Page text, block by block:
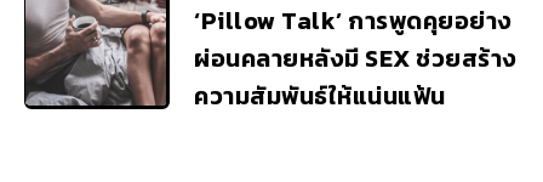
‘Pillow Talk’ การพูดคุยอย่าง
ผ่อนคลายหลังมี SEX ช่วยสร้าง
ความสัมพันธ์ให้แน่นแฟ้น